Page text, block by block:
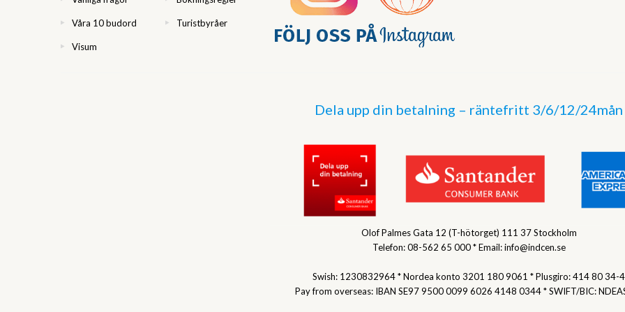
Våra 10 budord Turistbyråer
Visum
Dela upp din betalning – räntefritt 3/6/12/24mån
Olof Palmes Gata 12 (T-hötorget) 111 37 Stockholm
Telefon: 08-562 65 000 * Email: info@indcen.se
Swish: 1230832964 * Nordea konto 3201 180 9061 * Plusgiro: 414 80 34-4
Pay from overseas: IBAN SE97 9500 0099 6026 4148 0344 * SWIFT/BIC: